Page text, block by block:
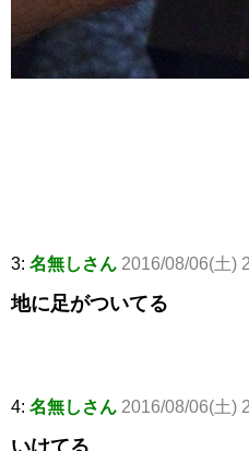
3: 名無しさん 2016/08/06(土)
地に足がついてる
4: 名無しさん 2016/08/06(土)
いけてる